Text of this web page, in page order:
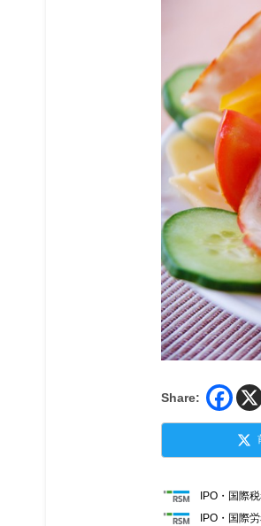
Share:
IPO・国際
IPO・国際